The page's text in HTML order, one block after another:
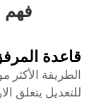
فهم
قاعدة
الطريقة الأكثر
للتعديل يتعلق